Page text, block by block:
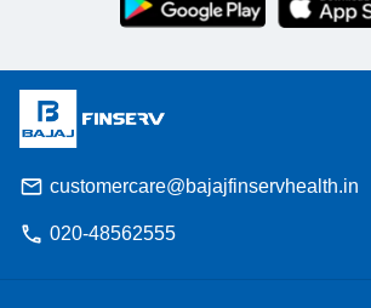
customercare@bajajfinservhealth.in
020-48562555